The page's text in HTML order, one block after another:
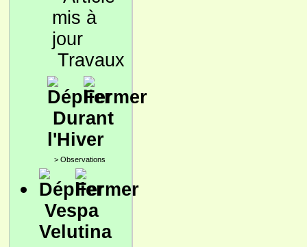
Travaux
Durant
l'Hiver
> Observations
Vespa
Velutina